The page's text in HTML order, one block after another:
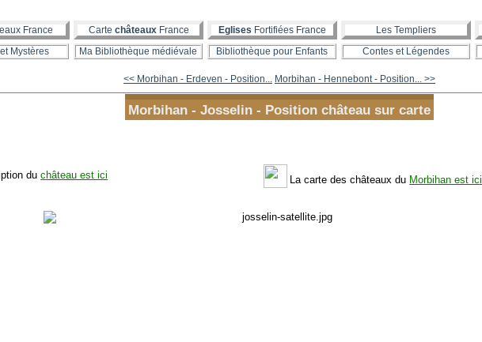
France Carte châteauxFrance Eglises Fortifiées France Les Templiers
Mystères Ma Bibliothèque médiévale Bibliothèque pour Enfants Contes et Légendes
<< Morbihan - Erdeven - Position... Morbihan - Hennebont - Position... >>
Morbihan - Josselin - Position château sur carte
duchâteau est ici La carte des châteaux du Morbihan est ici